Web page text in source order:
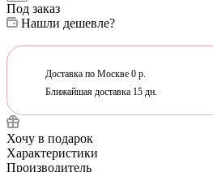
Под заказ
Нашли дешевле?
Доставка по Москве 0 р.
Ближайшая доставка 15 дн.
Хочу в подарок
Характеристики
Производитель